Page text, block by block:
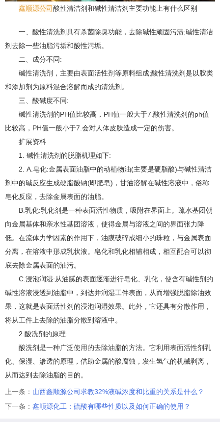
鑫顺源公司酸性清洁剂和碱性清洁剂主要功能上有什么区别
一、酸性清洗剂具有杀菌除臭功能，去除碱性顽固污渍;碱性清洁
剂去除一些油脂污垢和酸性污垢。
二、成分不同:
碱性清洗剂，主要由表面活性剂等原料组成;酸性清洗剂是以胺类
和添加剂为原料混合溶解而成的清洗剂。
三、酸碱度不同:
碱性清洗剂的PH值比较高，PH值一般大于7.酸性清洗剂的ph值
比较高，PH值一般小于7.会对人体皮肤造成一定的伤害。
扩展资料
1. 碱性清洗剂的脱脂机理如下:
2. A.皂化:金属表面油脂中的动植物油(主要是硬脂酸)与碱性清洁
剂中的碱反应生成硬脂酸钠(即肥皂)，甘油溶解在碱性溶液中，俗称
皂化反应，去除金属表面的油脂。
B.乳化:乳化剂是一种表面活性物质，吸附在界面上。疏水基团朝
向金属基体和亲水性基团溶液，使得金属与溶液之间的界面张力降
低。在流体力学因素的作用下，油膜破碎成细小的珠粒，与金属表面
分离，在溶液中形成乳状液。皂化和乳化相辅相成，相互配合可以彻
底去除金属表面的油污。
C.浸泡润湿:从油腻的表面逐渐进行皂化、乳化，使含有碱性剂的
碱性溶液浸透到油脂中，到达并润湿工件表面，从而增强脱脂除油效
果，这就是表面活性剂的浸泡润湿效果。此外，它还具有分散作用，
将从工件上去除的油脂分散到溶液中。
2.酸洗剂的原理:
酸洗剂是一种广泛使用的去除油脂的方法。它利用表面活性剂乳
化、保湿、渗透的原理，借助金属的酸腐蚀，发生氢气的机械剥离，
从而达到去除油脂的目的。
上一条： 山西鑫顺源公司求教32%液碱浓度和比重的关系是什么？
下一条： 鑫顺源化工：硫酸有哪些性质以及如何正确的使用？